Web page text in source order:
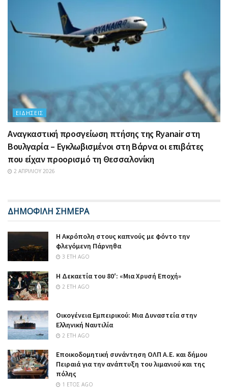
ΕΙΔΉΣΕΙΣ
Αναγκαστική προσγείωση πτήσης της Ryanair στη
Βουλγαρία – Εγκλωβισμένοι στη Βάρνα οι επιβάτες
που είχαν προορισμό τη Θεσσαλονίκη
2 ΑΠΡΙΛΊΟΥ 2026
ΔΗΜΟΦΙΛΗ ΣΗΜΕΡΑ
Η Ακρόπολη στους καπνούς με φόντο την
φλεγόμενη Πάρνηθα
3 ΈΤΗ AGO
Η Δεκαετία του 80′: «Μια Χρυσή Εποχή»
2 ΈΤΗ AGO
Οικογένεια Εμπειρικού: Μια Δυναστεία στην
Ελληνική Ναυτιλία
2 ΈΤΗ AGO
Εποικοδομητική συνάντηση ΟΛΠ Α.Ε. και δήμου
Πειραιά για την ανάπτυξη του λιμανιού και της
πόλης
1 ΈΤΟΣ AGO